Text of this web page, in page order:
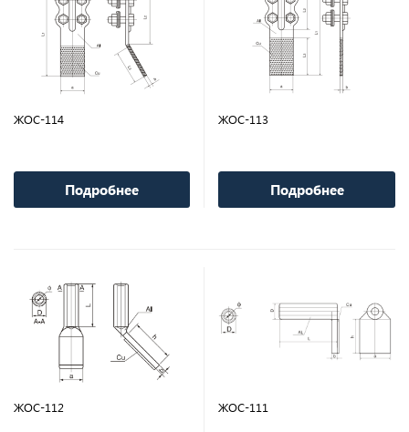
ЖОС-114
Подробнее
ЖОС-113
Подробнее
ЖОС-112 ЖОС-111